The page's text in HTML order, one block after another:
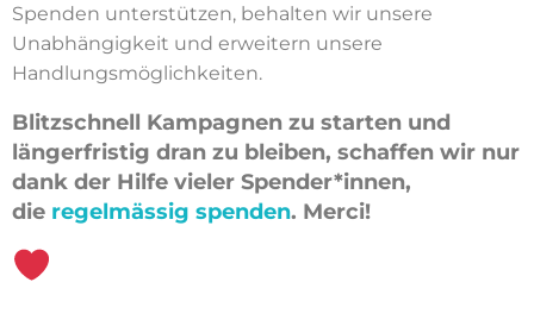
Spenden unterstützen, behalten wir unsere
Unabhängigkeit und erweitern unsere
Handlungsmöglichkeiten.
Blitzschnell Kampagnen zu starten und
längerfristig dran zu bleiben, schaffen wir nur
dank der Hilfe vieler Spender*innen,
die regelmässig spenden. Merci!